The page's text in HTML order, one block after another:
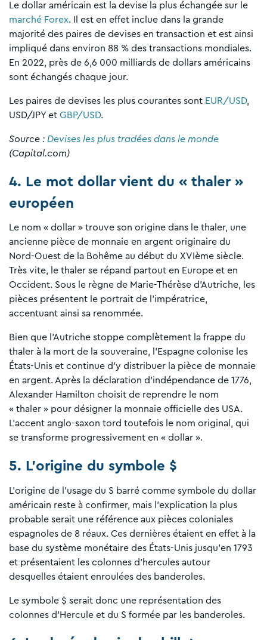
Le dollar américain est la devise la plus échangée sur le
marché Forex. Il est en effet inclue dans la grande
majorité des paires de devises en transaction et est ainsi
impliqué dans environ 88 % des transactions mondiales.
En 2022, près de 6,6 000 milliards de dollars américains
sont échangés chaque jour.
Les paires de devises les plus courantes sont EUR/USD,
USD/JPY et GBP/USD.
Source : Devises les plus tradées dans le monde
(Capital.com)
4. Le mot dollar vient du « thaler »
européen
Le nom « dollar » trouve son origine dans le thaler, une
ancienne pièce de monnaie en argent originaire du
Nord-Ouest de la Bohême au début du XVIème siècle.
Très vite, le thaler se répand partout en Europe et en
Occident. Sous le règne de Marie-Thérèse d’Autriche, les
pièces présentent le portrait de l’impératrice,
accentuant ainsi sa renommée.
Bien que l’Autriche stoppe complètement la frappe du
thaler à la mort de la souveraine, l’Espagne colonise les
États-Unis et continue d’y distribuer la pièce de monnaie
en argent. Après la déclaration d’indépendance de 1776,
Alexander Hamilton choisit de reprendre le nom
« thaler » pour désigner la monnaie officielle des USA.
L’accent anglo-saxon tord toutefois le nom original, qui
se transforme progressivement en « dollar ».
5. L’origine du symbole $
L’origine de l’usage du S barré comme symbole du dollar
américain reste à confirmer, mais l’explication la plus
probable serait une référence aux pièces coloniales
espagnoles de 8 réaux. Ces dernières étaient en effet à la
base du système monétaire des États-Unis jusqu’en 1793
et présentaient les colonnes d’hercules autour
desquelles étaient enroulées des banderoles.
Le symbole $ serait donc une représentation des
colonnes d’Hercule et du S formée par les banderoles.